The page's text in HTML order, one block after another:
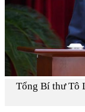
Tổng Bí thư Tô